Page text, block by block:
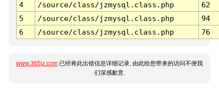
4
/source/class/jzmysql.class.php
62
5
/source/class/jzmysql.class.php
94
6
/source/class/jzmysql.class.php 76
www.365jz.com 已经将此出错信息详细记录, 由此给您带来的访问不便我
们深感歉意.